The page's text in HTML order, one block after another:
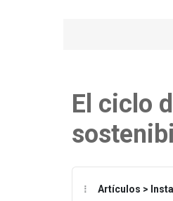
El ciclo
Artículos >